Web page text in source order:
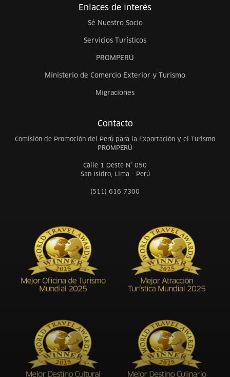
Enlaces de interés
Sé Nuestro Socio
Servicios Turísticos
PROMPERÚ
Ministerio de Comercio Exterior y Turismo
Migraciones
Contacto
Comisión de Promoción del Perú para la Exportación y el Turismo
PROMPERÚ
Calle 1 Oeste N° 050
San Isidro, Lima - Perú
(511) 616 7300